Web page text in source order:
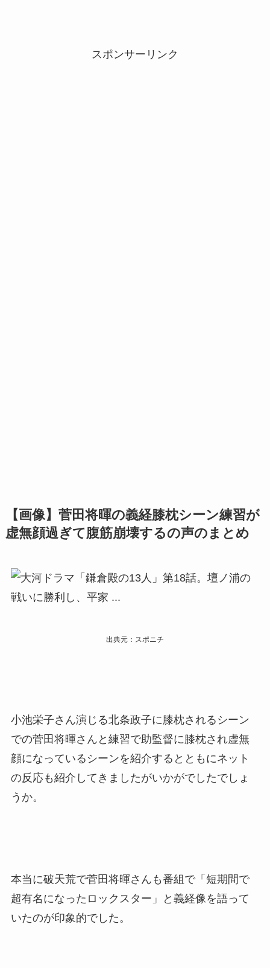
スポンサーリンク
【画像】菅田将暉の義経膝枕シーン練習が
虚無顔過ぎて腹筋崩壊するの声のまとめ
出典元：スポニチ
小池栄子さん演じる北条政子に膝枕されるシーン
での菅田将暉さんと練習で助監督に膝枕され虚無
顔になっているシーンを紹介するとともにネット
の反応も紹介してきましたがいかがでしたでしょ
うか。
本当に破天荒で菅田将暉さんも番組で「短期間で
超有名になったロックスター」と義経像を語って
いたのが印象的でした。